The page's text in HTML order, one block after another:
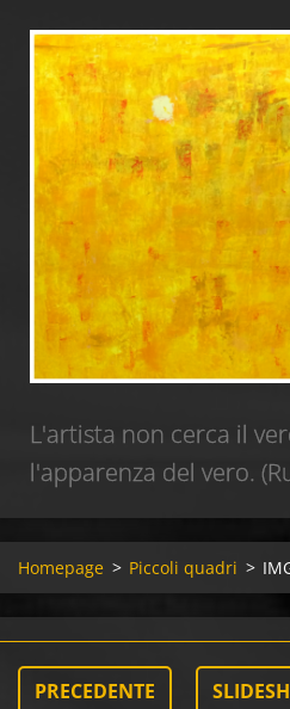
L'artista non cerca il
l'apparenza del vero.
Homepage > Piccoli quadri >
PRECEDENTE